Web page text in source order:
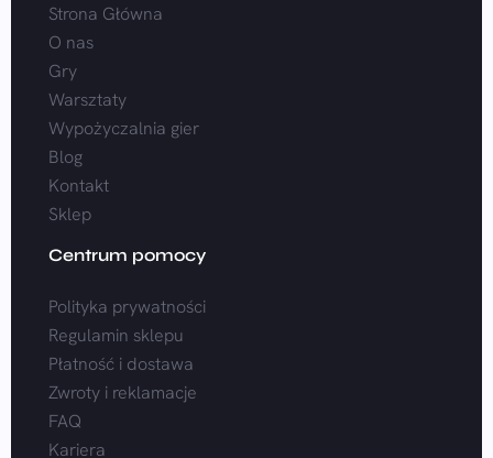
Strona Główna
O nas
Gry
Warsztaty
Wypożyczalnia gier
Blog
Kontakt
Sklep
Centrum pomocy
Polityka prywatności
Regulamin sklepu
Płatność i dostawa
Zwroty i reklamacje
FAQ
Kariera